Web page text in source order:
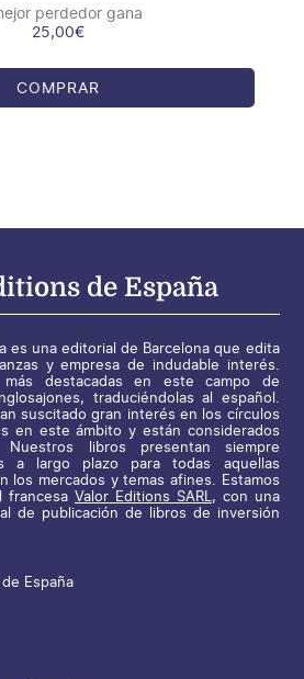
perdedor gana
25,00€
COMPRAR
de España
es una editorial de Barcelona que edita
y empresa de indudable interés.
más destacadas en este campo de
traduciéndolas al español.
suscitado gran interés en los círculos
en este ámbito y están considerados
Nuestros libros presentan siempre
a largo plazo para todas aquellas
los mercados y temas afines. Estamos
francesa Valor Editions SARL, con una
de publicación de libros de inversión
España